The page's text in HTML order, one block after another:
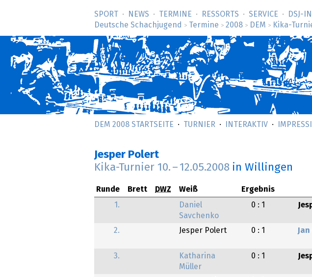
SPORT NEWS TERMINE RESSORTS SERVICE
DSJ-­
Deutsche Schachjugend
> Termine > 2008 > DEM > Kika-
DEM 2008 STARTSEITE TURNIER INTERAKTIV
Jesper Polert
Kika-Turnier 10. – 12.05.2008 in Willingen
Runde Brett DWZ Weiß Ergebnis
1.
Daniel
Savchenko
0 : 1
2. Jesper Polert 0 : 1
3.
Katharina
Müller
0 : 1